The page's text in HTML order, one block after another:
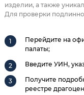
изделии, а также
Для проверки
Перейдите на
палаты;
Введите УИН,
Получите
реестре